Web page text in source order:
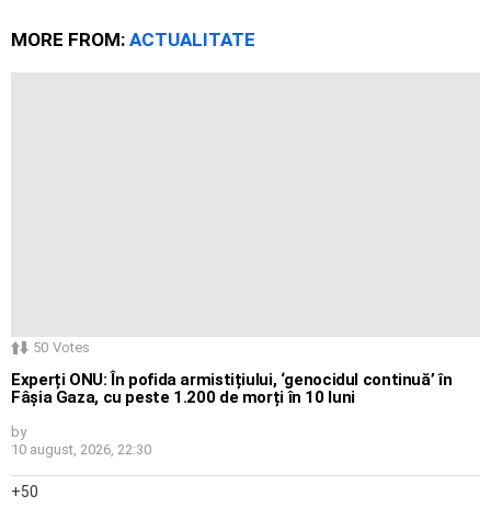
MORE FROM: ACTUALITATE
50 Votes
Experți ONU: În pofida armistițiului, ‘genocidul continuă’ în
Fâșia Gaza, cu peste 1.200 de morți în 10 luni
by
10 august, 2026, 22:30
50